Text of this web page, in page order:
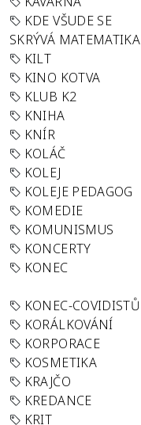
KDE VŠUDE SE
SKRÝVÁ MATEMATIKA
KILT
KINO KOTVA
KLUB K2
KNIHA
KNÍR
KOLÁČ
KOLEJ
KOLEJE PEDAGOG
KOMEDIE
KOMUNISMUS
KONCERTY
KONEC
KONEC-COVIDISTŮ
KORÁLKOVÁNÍ
KORPORACE
KOSMETIKA
KRAJČO
KREDANCE
KRIT